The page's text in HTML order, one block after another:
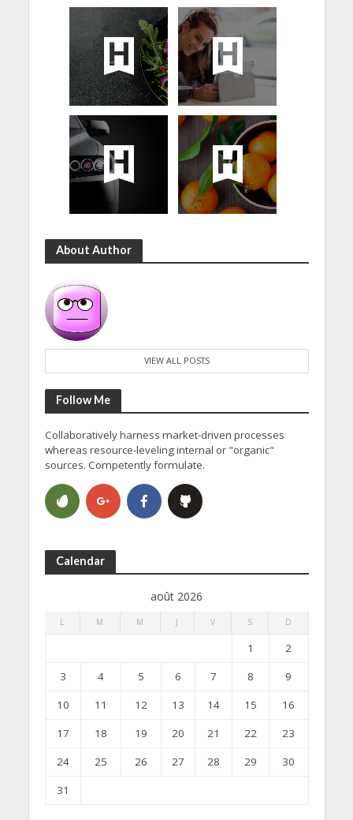
About Author
VIEW ALL POSTS
Follow Me
Collaboratively harness market-driven processes
whereas resource-leveling internal or "organic"
sources. Competently formulate.
Calendar
août 2026
L M M J V S D
1
2
3
4 5 6 7 8
9
10
11 12 13 14 15
16
17
18 19 20 21 22
23
24
25 26 27 28 29
30
31